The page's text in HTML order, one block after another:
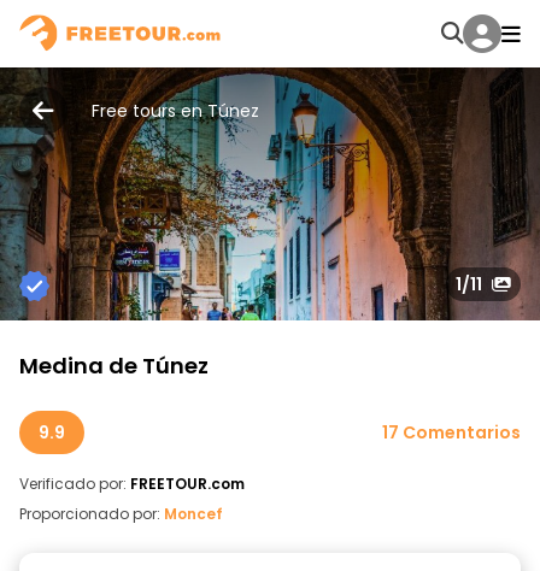
Free tours en Túnez
1/11
Medina de Túnez
9.9 17 Comentarios
Verificado por: FREETOUR.com
Proporcionado por: Moncef